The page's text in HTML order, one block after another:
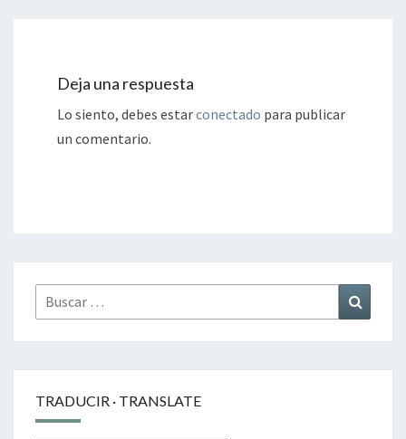
Deja una respuesta
Lo siento, debes estarconectado para publicar
un comentario.
Buscar
por:
TRADUCIR · TRANSLATE